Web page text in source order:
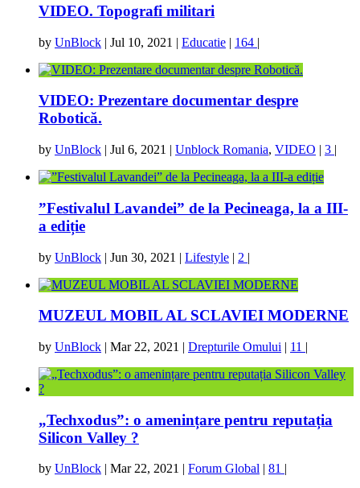
VIDEO. Topografi militari
by UnBlock | Jul 10, 2021 | Educatie | 164 |
VIDEO: Prezentare documentar despre
Robotică.
by UnBlock | Jul 6, 2021 | Unblock Romania, VIDEO | 3 |
”Festivalul Lavandei” de la Pecineaga, la a III-
a ediție
by UnBlock | Jun 30, 2021 | Lifestyle | 2 |
MUZEUL MOBIL AL SCLAVIEI MODERNE
by UnBlock | Mar 22, 2021 | Drepturile Omului | 11 |
„Techxodus”: o amenințare pentru reputația
Silicon Valley ?
by UnBlock Mar 22, 2021 Forum Global 81